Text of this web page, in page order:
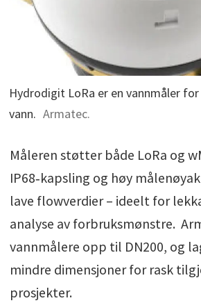
Hydrodigit LoRa er en vannmåler
vann. Armatec.
Måleren støtter både LoRa og
IP68‑kapsling og høy
lave flowverdier – ideelt for
analyse av forbruksmønstre.
vannmålere opp til DN200, og
mindre dimensjoner for rask
prosjekter.